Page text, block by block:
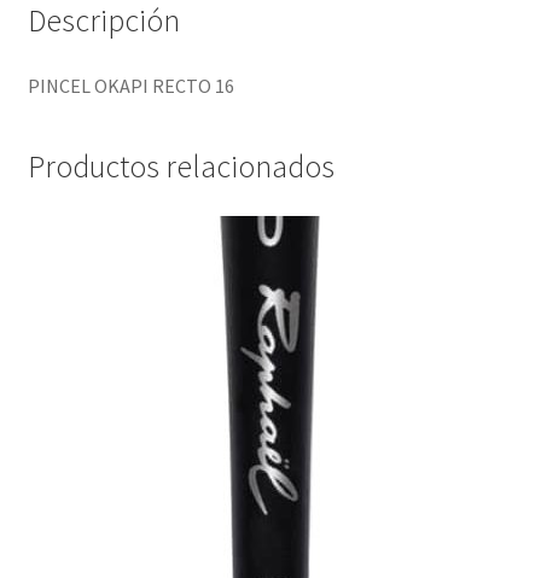
Descripción
PINCEL OKAPI RECTO 16
Productos relacionados